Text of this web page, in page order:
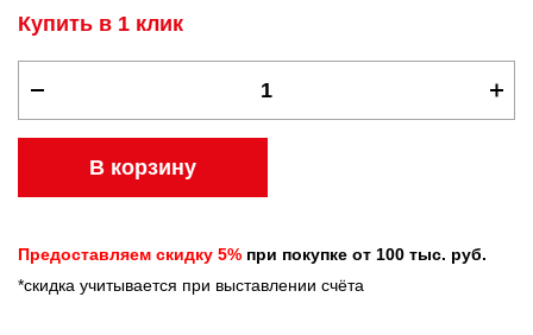
Купить в 1 клик
В корзину
Предоставляем скидку 5% при покупке от 100 тыс. руб.
*скидка учитывается при выставлении счёта